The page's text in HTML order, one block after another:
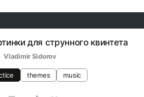
для струнного квинтета
Vladimir Sidorov
themes music